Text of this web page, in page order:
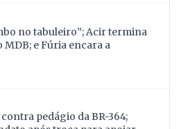
no tabuleiro”; Acir termina
MDB; e Fúria encara a
pedágio da BR-364;